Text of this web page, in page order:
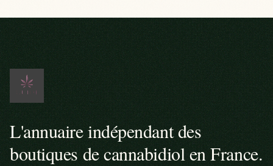
L'annuaire indépendant des
boutiques de cannabidiol en France.